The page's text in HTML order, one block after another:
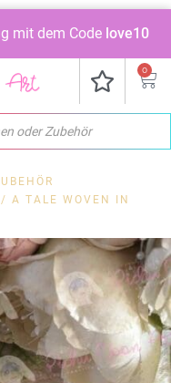
mit dem Code love10
0
/ A TALE WOVEN IN